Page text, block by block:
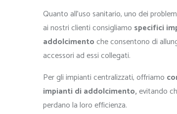
Quanto all’uso sanitario, uno dei
ai nostri clienti consigliamo specifici
addolcimentoche consentono di
accessori ad essi collegati.
Per gli impianti centralizzati, offriamo
impianti di addolcimento,evitando
perdano la loro efficienza.